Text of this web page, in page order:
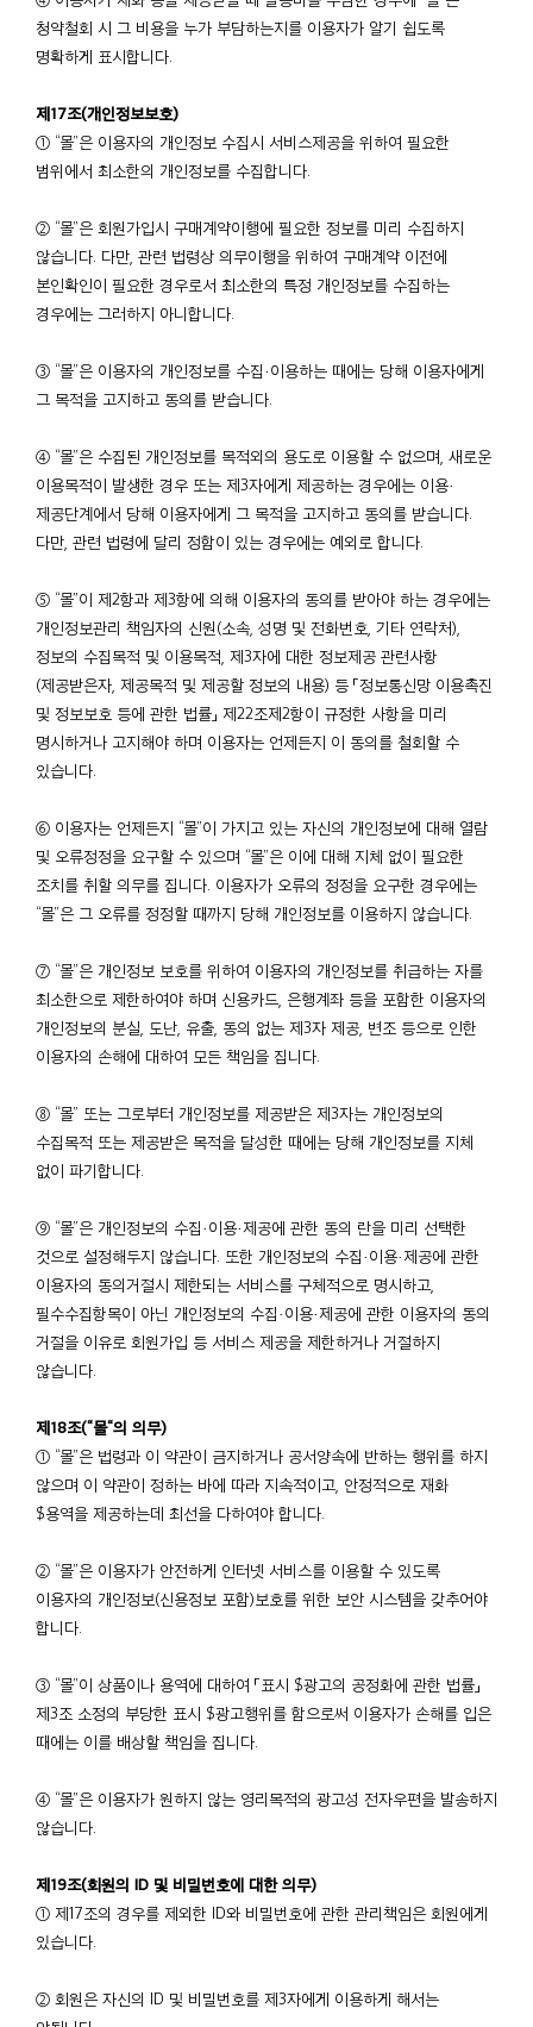
청약철회 시 그 비용을 누가 부담하는지를 이용자가 알기 쉽도록
명확하게 표시합니다.
제17조(개인정보보호)
① “몰”은 이용자의 개인정보 수집시 서비스제공을 위하여 필요한
범위에서 최소한의 개인정보를 수집합니다.
② “몰”은 회원가입시 구매계약이행에 필요한 정보를 미리 수집하지
않습니다. 다만, 관련 법령상 의무이행을 위하여 구매계약 이전에
본인확인이 필요한 경우로서 최소한의 특정 개인정보를 수집하는
경우에는 그러하지 아니합니다.
③ “몰”은 이용자의 개인정보를 수집·이용하는 때에는 당해 이용자에게
그 목적을 고지하고 동의를 받습니다.
④ “몰”은 수집된 개인정보를 목적외의 용도로 이용할 수 없으며, 새로운
이용목적이 발생한 경우 또는 제3자에게 제공하는 경우에는 이용·
제공단계에서 당해 이용자에게 그 목적을 고지하고 동의를 받습니다.
다만, 관련 법령에 달리 정함이 있는 경우에는 예외로 합니다.
⑤ “몰”이 제2항과 제3항에 의해 이용자의 동의를 받아야 하는 경우에는
개인정보관리 책임자의 신원(소속, 성명 및 전화번호, 기타 연락처),
정보의 수집목적 및 이용목적, 제3자에 대한 정보제공 관련사항
(제공받은자, 제공목적 및 제공할 정보의 내용) 등 「정보통신망 이용촉진
및 정보보호 등에 관한 법률」 제22조제2항이 규정한 사항을 미리
명시하거나 고지해야 하며 이용자는 언제든지 이 동의를 철회할 수
있습니다.
⑥ 이용자는 언제든지 “몰”이 가지고 있는 자신의 개인정보에 대해 열람
및 오류정정을 요구할 수 있으며 “몰”은 이에 대해 지체 없이 필요한
조치를 취할 의무를 집니다. 이용자가 오류의 정정을 요구한 경우에는
“몰”은 그 오류를 정정할 때까지 당해 개인정보를 이용하지 않습니다.
⑦ “몰”은 개인정보 보호를 위하여 이용자의 개인정보를 취급하는 자를
최소한으로 제한하여야 하며 신용카드, 은행계좌 등을 포함한 이용자의
개인정보의 분실, 도난, 유출, 동의 없는 제3자 제공, 변조 등으로 인한
이용자의 손해에 대하여 모든 책임을 집니다.
⑧ “몰” 또는 그로부터 개인정보를 제공받은 제3자는 개인정보의
수집목적 또는 제공받은 목적을 달성한 때에는 당해 개인정보를 지체
없이 파기합니다.
⑨ “몰”은 개인정보의 수집·이용·제공에 관한 동의 란을 미리 선택한
것으로 설정해두지 않습니다. 또한 개인정보의 수집·이용·제공에 관한
이용자의 동의거절시 제한되는 서비스를 구체적으로 명시하고,
필수수집항목이 아닌 개인정보의 수집·이용·제공에 관한 이용자의 동의
거절을 이유로 회원가입 등 서비스 제공을 제한하거나 거절하지
않습니다.
제18조(“몰“의 의무)
① “몰”은 법령과 이 약관이 금지하거나 공서양속에 반하는 행위를 하지
않으며 이 약관이 정하는 바에 따라 지속적이고, 안정적으로 재화
$용역을 제공하는데 최선을 다하여야 합니다.
② “몰”은 이용자가 안전하게 인터넷 서비스를 이용할 수 있도록
이용자의 개인정보(신용정보 포함)보호를 위한 보안 시스템을 갖추어야
합니다.
③ “몰”이 상품이나 용역에 대하여 「표시 $광고의 공정화에 관한 법률」
제3조 소정의 부당한 표시 $광고행위를 함으로써 이용자가 손해를 입은
때에는 이를 배상할 책임을 집니다.
④ “몰”은 이용자가 원하지 않는 영리목적의 광고성 전자우편을 발송하지
않습니다.
제19조(회원의 ID 및 비밀번호에 대한 의무)
① 제17조의 경우를 제외한 ID와 비밀번호에 관한 관리책임은 회원에게
있습니다.
② 회원은 자신의 ID 및 비밀번호를 제3자에게 이용하게 해서는